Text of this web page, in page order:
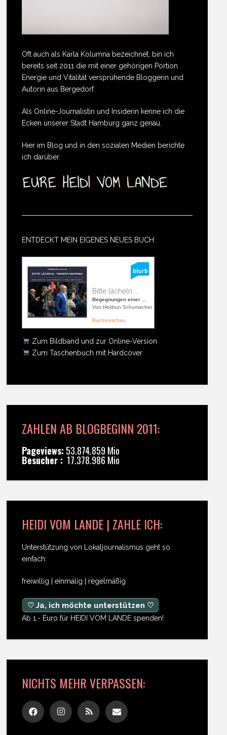
Oft auch als Karla Kolumna bezeichnet, bin ich
bereits seit 2011 die mit einer gehörigen Portion
Energie und Vitalität versprühende Bloggerin und
Autorin aus Bergedorf.
Als Online-Journalistin und Insiderin kenne ich die
Ecken unserer Stadt Hamburg ganz genau.
Hier im Blog und in den sozialen Medien berichte
ich darüber.
ENTDECKT MEIN EIGENES NEUES BUCH:
Bitte lächeln ...
Begegnungen einer ...
Von Heidrun Schumacher
Buchvorschau
Zum Bildband und zur Online-Version
Zum Taschenbuch mit Hardcover
ZAHLEN AB BLOGBEGINN 2011:
Pageviews: 53.874.859 Mio
Besucher : 17.378.986 Mio
HEIDI VOM LANDE | ZAHLE ICH:
Unterstützung von Lokaljournalismus geht so
einfach:
freiwillig | einmalig | regelmäßig
♡ Ja, ich möchte unterstützen ♡
Ab 1,- Euro für HEIDI VOM LANDE spenden!
NICHTS MEHR VERPASSEN: